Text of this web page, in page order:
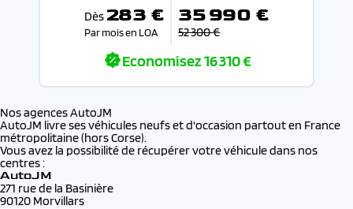
Dès 283 €
Par mois en LOA
35 990 €
52 300 €
Economisez16 310 €
Nos agences AutoJM
AutoJM livre ses véhicules neufs et d'occasion partout en France
métropolitaine (hors Corse).
Vous avez la possibilité de récupérer votre véhicule dans nos
centres :
AutoJM
271 rue de la Basinière
90120 Morvillars